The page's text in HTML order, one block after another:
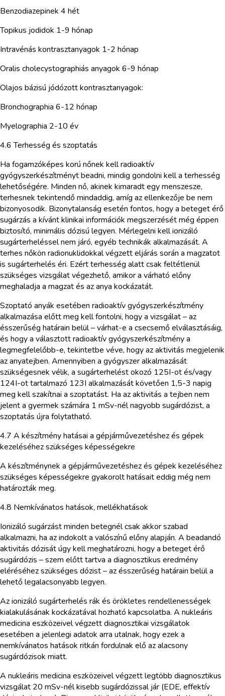
Benzodiazepinek 4 hét
Topikus jodidok 1-9 hónap
Intravénás kontrasztanyagok 1-2 hónap
Oralis cholecystographiás anyagok 6-9 hónap
Olajos bázisú jódózott kontrasztanyagok:
Bronchographia 6-12 hónap
Myelographia 2-10 év
4.6 Terhesség és szoptatás
Ha fogamzóképes korú nőnek kell radioaktív
gyógyszerkészítményt beadni, mindig gondolni kell a terhesség
lehetőségére. Minden nő, akinek kimaradt egy menszesze,
terhesnek tekintendő mindaddig, amíg az ellenkezője be nem
bizonyosodik. Bizonytalanság esetén fontos, hogy a beteget érő
sugárzás a kívánt klinikai információk megszerzését még éppen
biztosító, minimális dózisú legyen. Mérlegelni kell ionizáló
sugárterheléssel nem járó, egyéb technikák alkalmazását. A
terhes nőkön radionuklidokkal végzett eljárás során a magzatot
is sugárterhelés éri. Ezért terhesség alatt csak feltétlenül
szükséges vizsgálat végezhető, amikor a várható előny
meghaladja a magzat és az anya kockázatát.
Szoptató anyák esetében radioaktív gyógyszerkészítmény
alkalmazása előtt meg kell fontolni, hogy a vizsgálat – az
ésszerűség határain belül – várhat-e a csecsemő elválasztásáig,
és hogy a választott radioaktív gyógyszerkészítmény a
legmegfelelőbb-e, tekintetbe véve, hogy az aktivitás megjelenik
az anyatejben. Amennyiben a gyógyszer alkalmazását
szükségesnek vélik, a sugárterhelést okozó 125I-ot és/vagy
124I-ot tartalmazó 123I alkalmazását követően 1,5-3 napig
meg kell szakítnai a szoptatást. Ha az aktivitás a tejben nem
jelent a gyermek számára 1 mSv-nél nagyobb sugárdózist, a
szoptatás újra folytatható.
4.7 A készítmény hatásai a gépjárművezetéshez és gépek
kezeléséhez szükséges képességekre
A készítménynek a gépjárművezetéshez és gépek kezeléséhez
szükséges képességekre gyakorolt hatásait eddig még nem
határozták meg.
4.8 Nemkívánatos hatások, mellékhatások
Ionizáló sugárzást minden betegnél csak akkor szabad
alkalmazni, ha az indokolt a valószínű előny alapján. A beadandó
aktivitás dózisát úgy kell meghatározni, hogy a beteget érő
sugárdózis – szem előtt tartva a diagnosztikus eredmény
eléréséhez szükséges dózist – az ésszerűség határain belül a
lehető legalacsonyabb legyen.
Az ionizáló sugárterhelés rák és örökletes rendellenességek
kialakulásának kockázatával hozható kapcsolatba. A nukleáris
medicina eszközeivel végzett diagnosztikai vizsgálatok
esetében a jelenlegi adatok arra utalnak, hogy ezek a
nemkívánatos hatások ritkán fordulnak elő az alacsony
sugárdózisok miatt.
A nukleáris medicina eszközeivel végzett legtöbb diagnosztikus
vizsgálat 20 mSv-nél kisebb sugárdózissal jár (EDE, effektív